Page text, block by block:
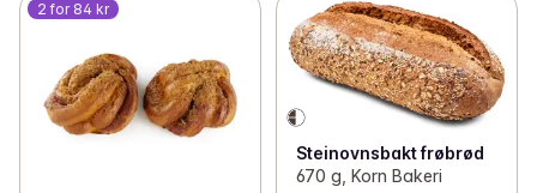
2 for 84 kr
Steinovnsbakt frøbrød
670 g, Korn Bakeri